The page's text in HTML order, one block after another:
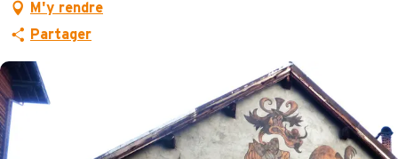
M'y rendre
Partager